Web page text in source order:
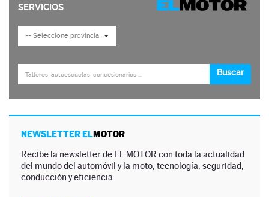
NEWSLETTER ELMOTOR
Recibe la newsletter de EL MOTOR con toda la actualidad
del mundo del automóvil y la moto, tecnología, seguridad,
conducción y eficiencia.